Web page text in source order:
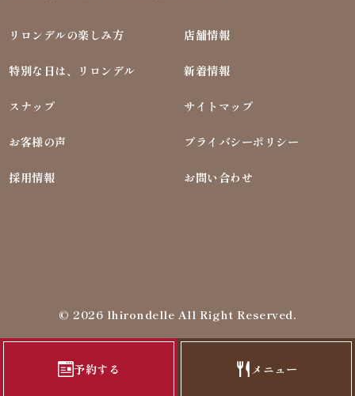
リロンデルの楽しみ方
特別な日は、リロンデル
スナップ
お客様の声
採用情報
店舗情報
新着情報
サイトマップ
プライバシーポリシー
お問い合わせ
© 2026 lhirondelle All Right Reserved.
予約する メニュー